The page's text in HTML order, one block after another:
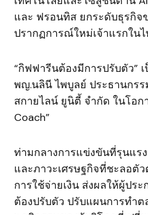
และ ฟรอนทิส ยกระดับธุรกิจ
ปรากฏการณ์ใหม่เจ้าแรกใน
“กิฟฟารีนต้องมีการปรับตัว”
พญ.นลินี ไพบูลย์ ประธานกร
สกายไลน์ ยูนิตี้ จำกัด ในโอก
Coach”
ท่ามกลางการแข่งขันที่รุนแร
และภาวะเศรษฐกิจที่ชะลอตั
การใช้จ่ายเงิน ส่งผลให้ผู้ปร
ต้องปรับตัว ปรับแผนการทำต